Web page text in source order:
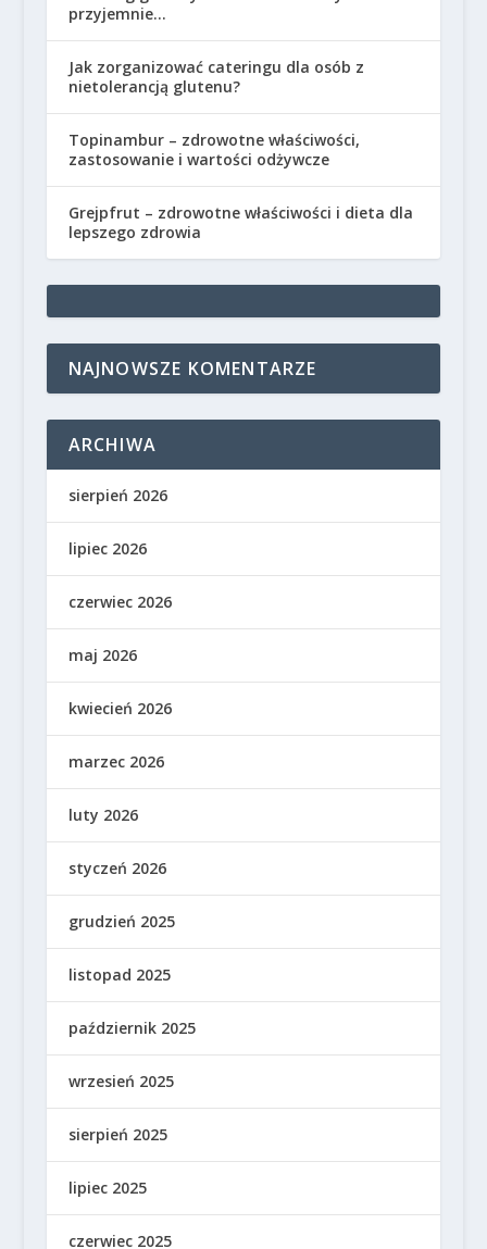
przyjemnie…
Jak zorganizować cateringu dla osób z
nietolerancją glutenu?
Topinambur – zdrowotne właściwości,
zastosowanie i wartości odżywcze
Grejpfrut – zdrowotne właściwości i dieta dla
lepszego zdrowia
NAJNOWSZE KOMENTARZE
ARCHIWA
sierpień 2026
lipiec 2026
czerwiec 2026
maj 2026
kwiecień 2026
marzec 2026
luty 2026
styczeń 2026
grudzień 2025
listopad 2025
październik 2025
wrzesień 2025
sierpień 2025
lipiec 2025
czerwiec 2025